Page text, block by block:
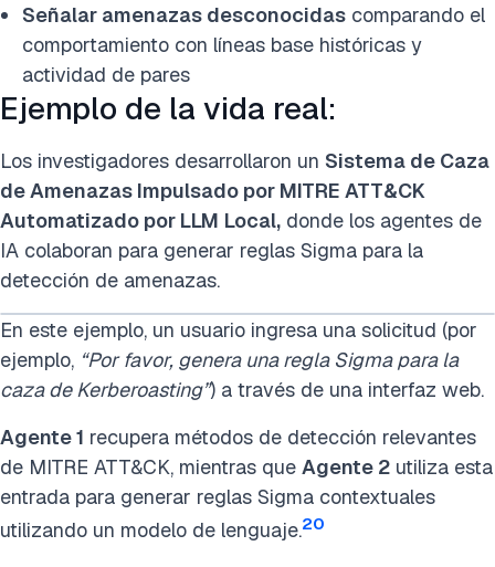
Señalar amenazas desconocidas comparando el
comportamiento con líneas base históricas y
actividad de pares
Ejemplo de la vida real:
Los investigadores desarrollaron un Sistema de Caza
de Amenazas Impulsado por MITRE ATT&CK
Automatizado por LLM Local, donde los agentes de
IA colaboran para generar reglas Sigma para la
detección de amenazas.
En este ejemplo, un usuario ingresa una solicitud (por
ejemplo, “Por favor, genera una regla Sigma para la
caza de Kerberoasting”) a través de una interfaz web.
Agente 1 recupera métodos de detección relevantes
de MITRE ATT&CK, mientras que Agente 2 utiliza esta
entrada para generar reglas Sigma contextuales
utilizando un modelo de lenguaje.20